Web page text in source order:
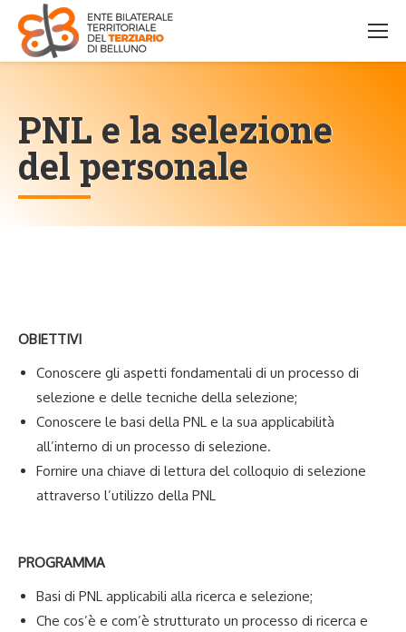
PNL e la selezione
del personale
OBIETTIVI
Conoscere gli aspetti fondamentali di un processo di
selezione e delle tecniche della selezione;
Conoscere le basi della PNL e la sua applicabilità
all’interno di un processo di selezione.
Fornire una chiave di lettura del colloquio di selezione
attraverso l’utilizzo della PNL
PROGRAMMA
Basi di PNL applicabili alla ricerca e selezione;
Che cos’è e com’è strutturato un processo di ricerca e